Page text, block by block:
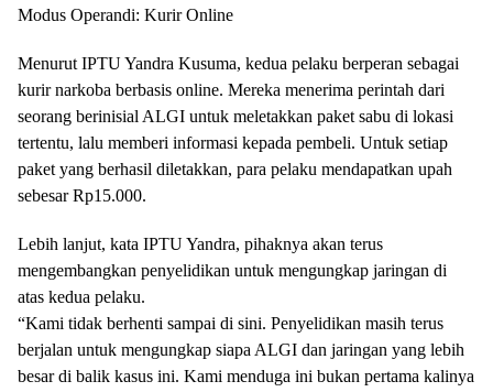
Modus Operandi: Kurir Online
Menurut IPTU Yandra Kusuma, kedua pelaku berperan sebagai
kurir narkoba berbasis online. Mereka menerima perintah dari
seorang berinisial ALGI untuk meletakkan paket sabu di lokasi
tertentu, lalu memberi informasi kepada pembeli. Untuk setiap
paket yang berhasil diletakkan, para pelaku mendapatkan upah
sebesar Rp15.000.
Lebih lanjut, kata IPTU Yandra, pihaknya akan terus
mengembangkan penyelidikan untuk mengungkap jaringan di
atas kedua pelaku.
“Kami tidak berhenti sampai di sini. Penyelidikan masih terus
berjalan untuk mengungkap siapa ALGI dan jaringan yang lebih
besar di balik kasus ini. Kami menduga ini bukan pertama kalinya